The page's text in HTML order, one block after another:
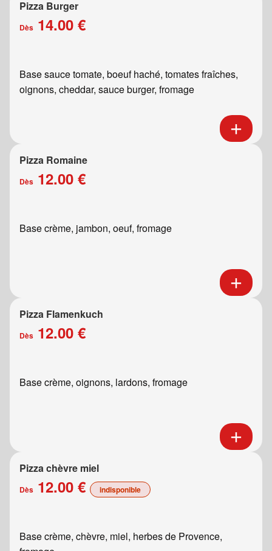
Pizza Burger
Dès 14.00 €
Base sauce tomate, boeuf haché, tomates fraîches,
oignons, cheddar, sauce burger, fromage
Pizza Romaine
Dès 12.00 €
Base crème, jambon, oeuf, fromage
Pizza Flamenkuch
Dès 12.00 €
Base crème, oignons, lardons, fromage
Pizza chèvre miel
Dès 12.00 € indisponible
Base crème, chèvre, miel, herbes de Provence,